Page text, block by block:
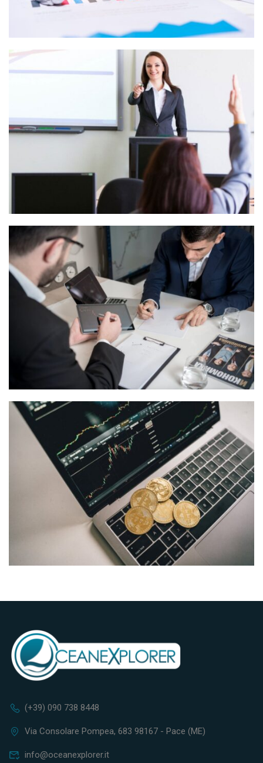
(+39) 090 738 8448
Via Consolare Pompea, 683 98167 - Pace (ME)
info@oceanexplorer.it